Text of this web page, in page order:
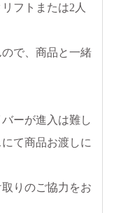
フトまたは2人
で、商品と一緒
ーが進入は難し
て商品お渡しに
りのご協力をお